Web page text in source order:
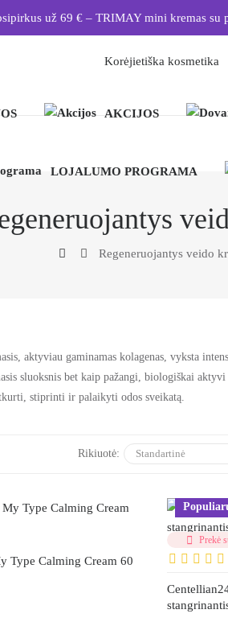
už 69 € – TRIMAY mini kremas su
AKCIJOS
LOJALUMO PROGRAMA
Regeneruojantys veido
aktyviau gaminamas kolagenas, vyksta
sluoksnis bet kaip pažangi, biologiškai
stiprinti ir palaikyti odos sveikatą.
Rikiuotė:
Type Calming Cream 60
Prekė